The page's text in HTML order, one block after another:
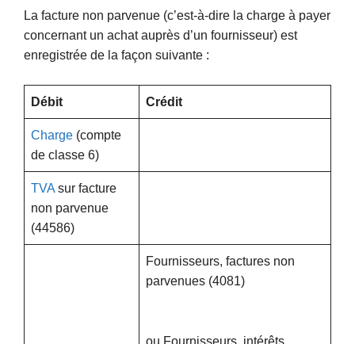
La facture non parvenue (c’est-à-dire la charge à payer
concernant un achat auprès d’un fournisseur) est
enregistrée de la façon suivante :
Débit Crédit
Charge (compte
de classe 6)
TVA sur facture
non parvenue
(44586)
Fournisseurs, factures non
parvenues (4081)
ou Fournisseurs, intérêts